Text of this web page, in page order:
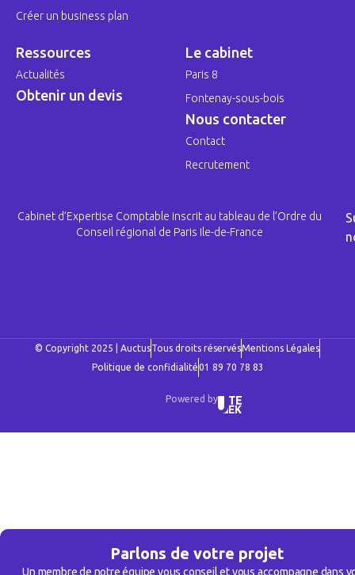
Parlons de votre projet
Un membre de notre équipe vous conseil et vous accompagne dans
Créer un business plan
Ressources
Actualités
Obtenir un devis
Le cabinet
Paris 8
Fontenay-sous-bois
Nous contacter
Contact
Recrutement
Cabinet d’Expertise Comptable inscrit au tableau de l’Ordre du
Conseil régional de Paris Ile-de-France
© Copyright 2025 | AuctusTous droits réservésMentions Légales
Politique de confidialité01 89 70 78 83
Powered by